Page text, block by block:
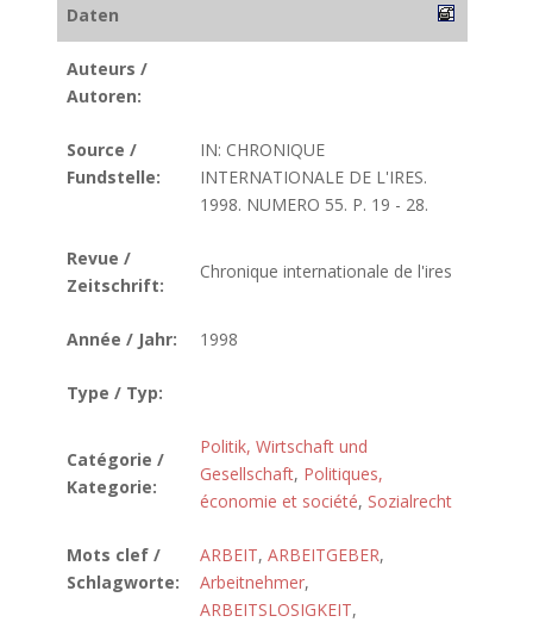
Daten
Auteurs /
Autoren:
Source /
Fundstelle:
IN: CHRONIQUE
INTERNATIONALE DE L'IRES.
1998. NUMERO 55. P. 19 - 28.
Revue /
Zeitschrift:
Chronique internationale de l'ires
Année / Jahr: 1998
Type / Typ:
Catégorie /
Kategorie:
Politik, Wirtschaft und
Gesellschaft, Politiques,
économie et société, Sozialrecht
Mots clef /
Schlagworte:
ARBEIT, ARBEITGEBER,
Arbeitnehmer,
ARBEITSLOSIGKEIT,